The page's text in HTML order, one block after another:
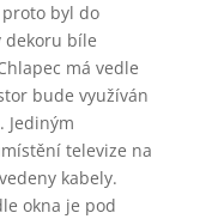
byl do
dekoru bíle
má vedle
bude využíván
Jediným
televize na
kabely.
okna je pod